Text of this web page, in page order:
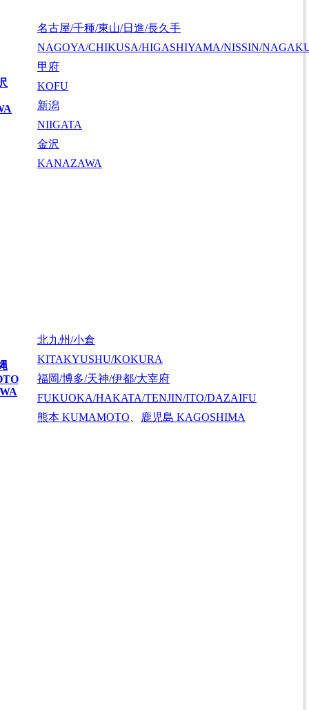
名古屋/千種/東山/日進/長久手
NAGOYA/CHIKUSA/HIGASHIYAMA/NISSIN/
甲府
KOFU
新潟
NIIGATA
金沢
KANAZAWA
北九州/小倉
KITAKYUSHU/KOKURA
福岡/博多/天神/伊都/大宰府
FUKUOKA/HAKATA/TENJIN/ITO/DAZAIFU
熊本 KUMAMOTO 鹿児島 KAGOSHIMA